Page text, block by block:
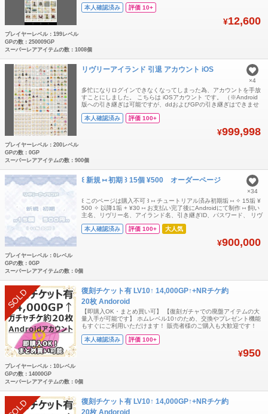
ール グレデリーショップ マハラナッツ クリエイターショップ コラ
本人確認済み 評価 10+
¥12,600
プレイヤーレベル：199レベル
GPの数：250009GP
スーパーレアアイテムの数：1008個
リヴリーアイランド 引退 アカウント iOS
多忙になりログインできなくなってしまった為、アカウントを手放
すことにしました。 こちらは iOSアカウント です。 （※Android
版への引き継ぎは可能ですが、ddおよびGPの引き継ぎはできませ
ンや、警告等の履歴はございません。 アイテムに関しましては1枚
本人確認済み 評価 100+
¥999,998
×4
プレイヤーレベル：200レベル
GPの数：0GP
スーパーレアアイテムの数：900個
꒰ 新規 ⑅ 初期 ꒱ 15個 ¥500 オーダーページ
꒰ このページは購入不可 ꒱ ‪⑅ チュートリアル済み初期垢 ⑅ ✧ 15垢 ¥
500 ✧ 以降1垢 + ¥30 ⑅ お支払い完了後にAndroidにて制作 ⑅ 飼い
主名、リヴリー名、アイランド名、引き継ぎID、パスワード、 リヴ
はすべて受け渡し後に変更可能なのでご希望が
本人確認済み 評価 100+ 大人気
¥900,000
×34
プレイヤーレベル：0レベル
GPの数：0GP
スーパーレアアイテムの数：0個
SOLD
復刻チケット有 LV10↑ 14,000GP↑+NRチケ約
20枚 Andoroid
【即購入OK・まとめ買い可】 【復刻ガチャでの廃盤アイテムの大
量入手が可能です】 ホムレベル10↑のため、交換やプレゼント機能
もすぐにご利用いただけます！ 販売者様のご購入も大歓迎です！
て、ご希望のアカウント数をお伝えください】 【内容】 ・Android
本人確認済み 評価 100+
¥950
プレイヤーレベル：10レベル
GPの数：14000GP
スーパーレアアイテムの数：0個
SOLD
復刻チケット有 LV10↑ 14,000GP↑+NRチケ約
20枚 Andoroid